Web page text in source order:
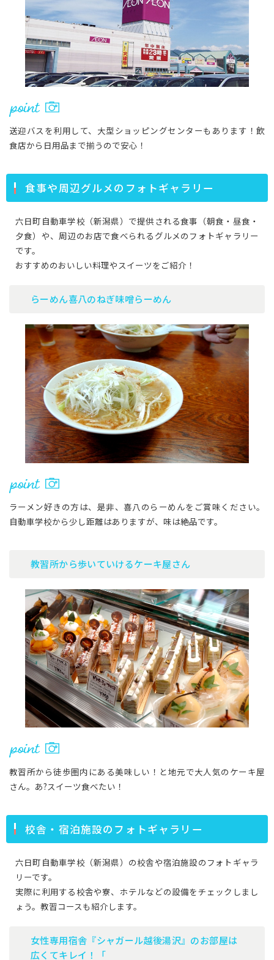
送迎バスを利用して、大型ショッピングセンターもあります！飲
食店から日用品まで揃うので安心！
食事や周辺グルメのフォトギャラリー
六日町自動車学校（新潟県）で提供される食事（朝食・昼食・
夕食）や、周辺のお店で食べられるグルメのフォトギャラリー
です。
おすすめのおいしい料理やスイーツをご紹介！
らーめん喜八のねぎ味噌らーめん
ラーメン好きの方は、是非、喜八のらーめんをご賞味ください。
自動車学校から少し距離はありますが、味は絶品です。
教習所から歩いていけるケーキ屋さん
教習所から徒歩圏内にある美味しい！と地元で大人気のケーキ屋
さん。あ?スイーツ食べたい！
校舎・宿泊施設のフォトギャラリー
六日町自動車学校（新潟県）の校舎や宿泊施設のフォトギャラ
リーです。
実際に利用する校舎や寮、ホテルなどの設備をチェックしまし
ょう。教習コースも紹介します。
女性専用宿舎『シャガール越後湯沢』のお部屋は
広くてキレイ！「